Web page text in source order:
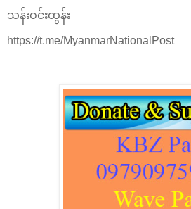
သန်းဝင်းထွန်း
https://t.me/MyanmarNationalPost